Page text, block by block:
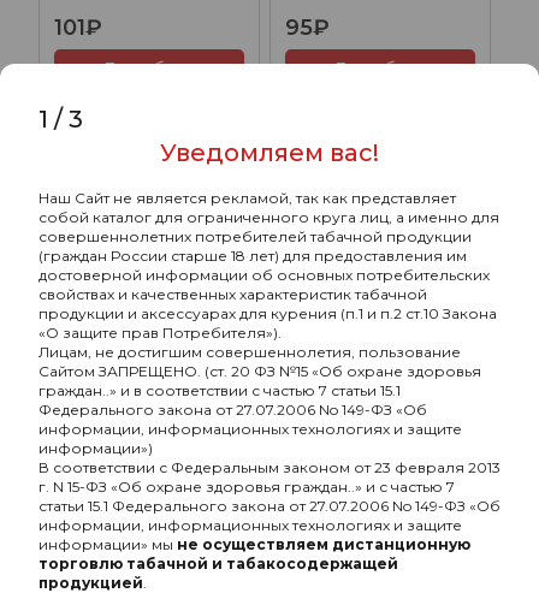
101₽
Подробнее
95₽
Подробнее
Оптовый портал
товаров для кальяна
8 (495) 740-22-08
8 (800) 222-82-00
Время работы
пн-пт: с 10:00 до 19:00
1 /3
Уведомляем вас!
Наш Сайт не является рекламой, так как представляет
собой каталог для ограниченного круга лиц, а именно для
совершеннолетних потребителей табачной продукции
(граждан России старше 18 лет) для предоставления им
достоверной информации об основных потребительских
свойствах и качественных характеристик табачной
продукции и аксессуарах для курения (п.1 и п.2 ст.10 Закона
«О защите прав Потребителя»).
Лицам, не достигшим совершеннолетия, пользование
Сайтом ЗАПРЕЩЕНО. (ст. 20 ФЗ №15 «Об охране здоровья
граждан..» и в соответствии с частью 7 статьи 15.1
Федерального закона от 27.07.2006 No 149-ФЗ «Об
информации, информационных технологиях и защите
информации»)
В соответствии с Федеральным законом от 23 февраля 2013
г. N 15-ФЗ «Об охране здоровья граждан..» и с частью 7
статьи 15.1 Федерального закона от 27.07.2006 No 149-ФЗ «Об
информации, информационных технологиях и защите
информации» мы не осуществляем дистанционную
торговлю табачной и табакосодержащей
продукцией